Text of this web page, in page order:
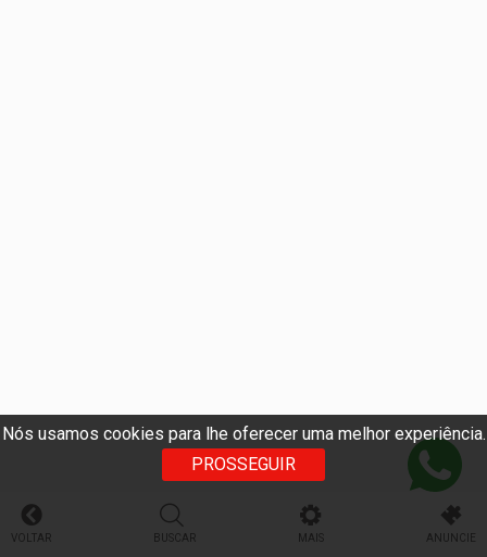
Nós usamos cookies para lhe oferecer uma melhor experiência.
PROSSEGUIR
VOLTAR BUSCAR MAIS ANUNCIE